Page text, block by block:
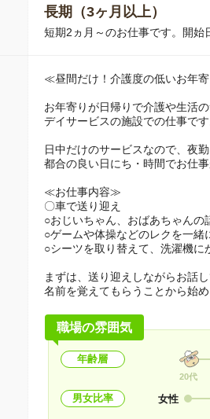
長期（3ヶ月以上）
短期2ヵ月～のお仕事です。開
≪昼間だけ！介護度の低いお年
お年寄りが日帰りで介護や生活
デイサービスの施設での仕事です
日中だけのサービスなので、夜
都合の良い日にち・時間でお仕
≪お仕事内容≫
〇車で送り迎え
○おじいちゃん、おばあちゃんの
○ゲームや体操などのレクを一緒
○シーツを取り替えて、洗濯機に
まずは、送り迎えしながらお話
名前を覚えてもらうことから始め
職場の雰囲気
年齢層
20代
男女比率 女性